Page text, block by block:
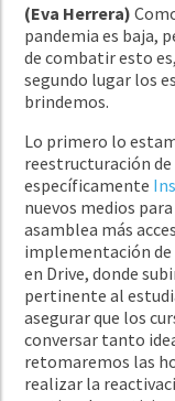
(Eva Herrera)
pandemia es baja,
de combatir esto
segundo lugar los
brindemos.
Lo primero lo
reestructuración
específicamente
nuevos medios
asamblea más
implementación
en Drive, donde
pertinente al
asegurar que los
conversar tanto
retomaremos las
realizar la